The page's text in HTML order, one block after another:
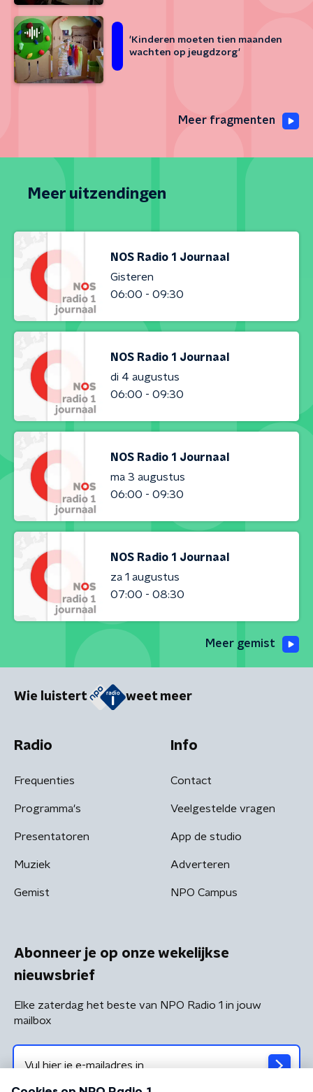
'Kinderen moeten tien maanden
wachten op jeugdzorg'
Meer fragmenten
Meer uitzendingen
NOS Radio 1 Journaal
Gisteren
06:00 - 09:30
NOS Radio 1 Journaal
di 4 augustus
06:00 - 09:30
NOS Radio 1 Journaal
ma 3 augustus
06:00 - 09:30
NOS Radio 1 Journaal
za 1 augustus
07:00 - 08:30
Meer gemist
Wie luistert weet meer
Radio
Frequenties
Programma's
Presentatoren
Muziek
Gemist
Info
Contact
Veelgestelde vragen
App de studio
Adverteren
NPO Campus
Abonneer je op onze wekelijkse
nieuwsbrief
Elke zaterdag het beste van NPO Radio 1 in jouw
mailbox